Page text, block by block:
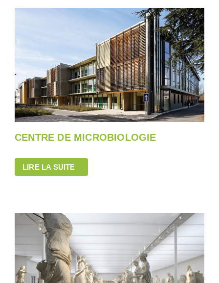
CENTRE DE MICROBIOLOGIE
LIRE LA SUITE